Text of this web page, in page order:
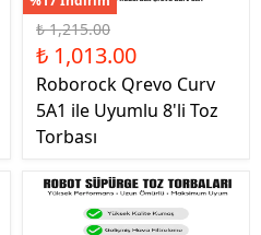
₺ 1,215.00
₺ 1,013.00
Roborock Qrevo Curv
5A1 ile Uyumlu 8'li Toz
Torbası